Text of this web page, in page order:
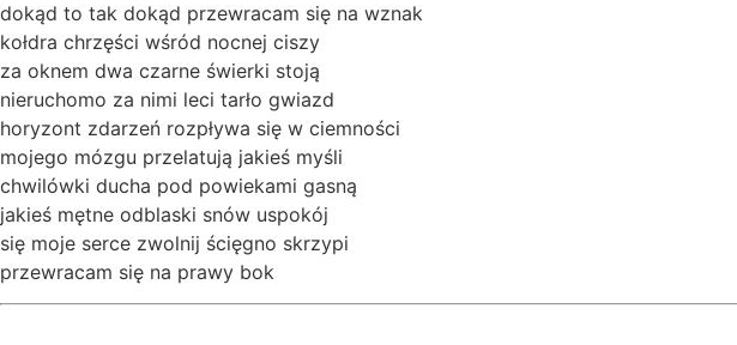
dokąd to tak dokąd przewracam się na wznak
kołdra chrzęści wśród nocnej ciszy
za oknem dwa czarne świerki stoją
nieruchomo za nimi leci tarło gwiazd
horyzont zdarzeń rozpływa się w ciemności
mojego mózgu przelatują jakieś myśli
chwilówki ducha pod powiekami gasną
jakieś mętne odblaski snów uspokój
się moje serce zwolnij ścięgno skrzypi
przewracam się na prawy bok